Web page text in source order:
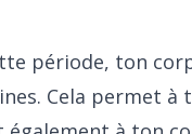
période, ton
Cela permet à